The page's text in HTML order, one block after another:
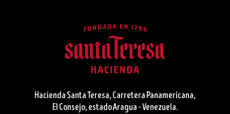
Hacienda Santa Teresa, Carretera Panamericana,
El Consejo, estado Aragua – Venezuela.